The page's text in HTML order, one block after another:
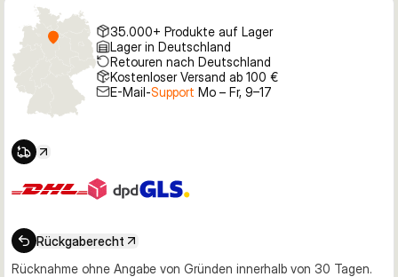
35.000+ Produkte auf Lager
Lager in Deutschland
Retouren nach Deutschland
Kostenloser Versand ab 100 €
E-Mail-Support Mo – Fr, 9–17
Rückgaberecht
Rücknahme ohne Angabe von Gründen innerhalb von 30 Tagen.